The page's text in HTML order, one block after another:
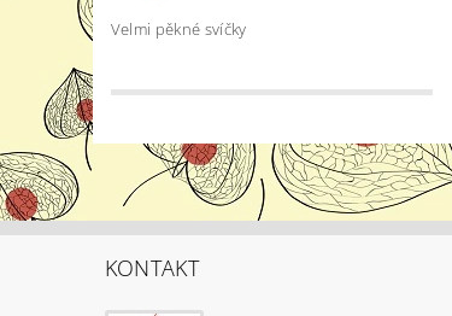
Velmi pěkné svíčky
KONTAKT